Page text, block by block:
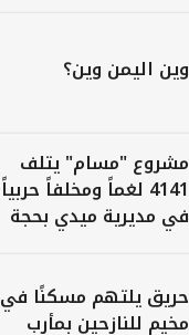
وين اليمن وين؟
مشروع "مسام" يتلف
4141 لغماً ومخلفاً حربياً
في مديرية ميدي بحجة
حريق يلتهم مسكنًا في
مخيم للنازحين بمأرب